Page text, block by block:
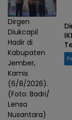
Dirgen
Diukcapil
Hadir di
Kabupaten
Jember,
Kamis
(6/8/2026).
(Foto: Badri/
Lensa
Nusantara)